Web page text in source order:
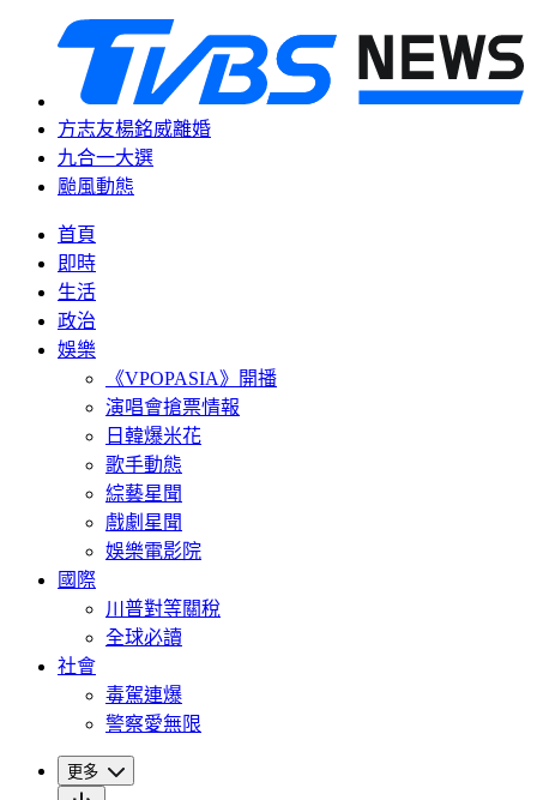
方志友楊銘威離婚
九合一大選
颱風動態
首頁
即時
生活
政治
娛樂
《VPOPASIA》開播
演唱會搶票情報
日韓爆米花
歌手動態
綜藝星聞
戲劇星聞
娛樂電影院
國際
川普對等關稅
全球必讀
社會
毒駕連爆
警察愛無限
更多